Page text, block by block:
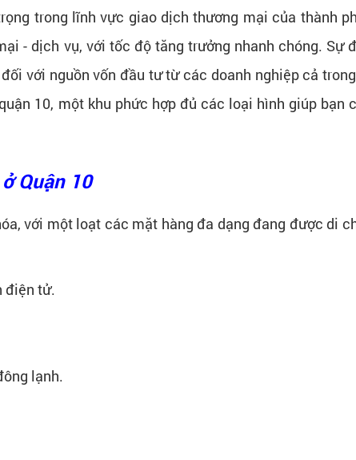
trong lĩnh vực giao dịch thương mại của thành
- dịch vụ, với tốc độ tăng trưởng nhanh chóng. Sự
với nguồn vốn đầu tư từ các doanh nghiệp cả
10, một khu phức hợp đủ các loại hình giúp bạn
Quận 10
với một loạt các mặt hàng đa dạng đang được di
điện tử.
lạnh.